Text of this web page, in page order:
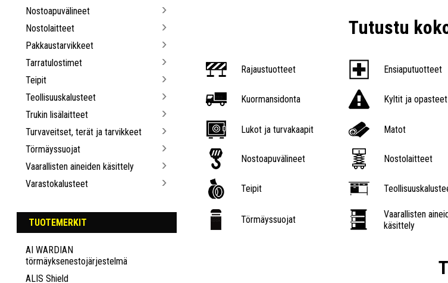
Nostoapuvälineet
Nostolaitteet
Pakkaustarvikkeet
Tarratulostimet
Teipit
Teollisuuskalusteet
Trukin lisälaitteet
Turvaveitset, terät ja tarvikkeet
Törmäyssuojat
Vaarallisten aineiden käsittely
Varastokalusteet
TUOTEMERKIT
AI WARDIAN
törmäyksenestojärjestelmä
ALIS Shield
Tutustu
Rajaustuotteet Ensiaputuotteet
Kuormansidonta Kyltit ja opasteet
Lukot ja turvakaapit Matot
Nostoapuvälineet Nostolaitteet
Teipit
Törmäyssuojat
Vaarallisten
käsittely